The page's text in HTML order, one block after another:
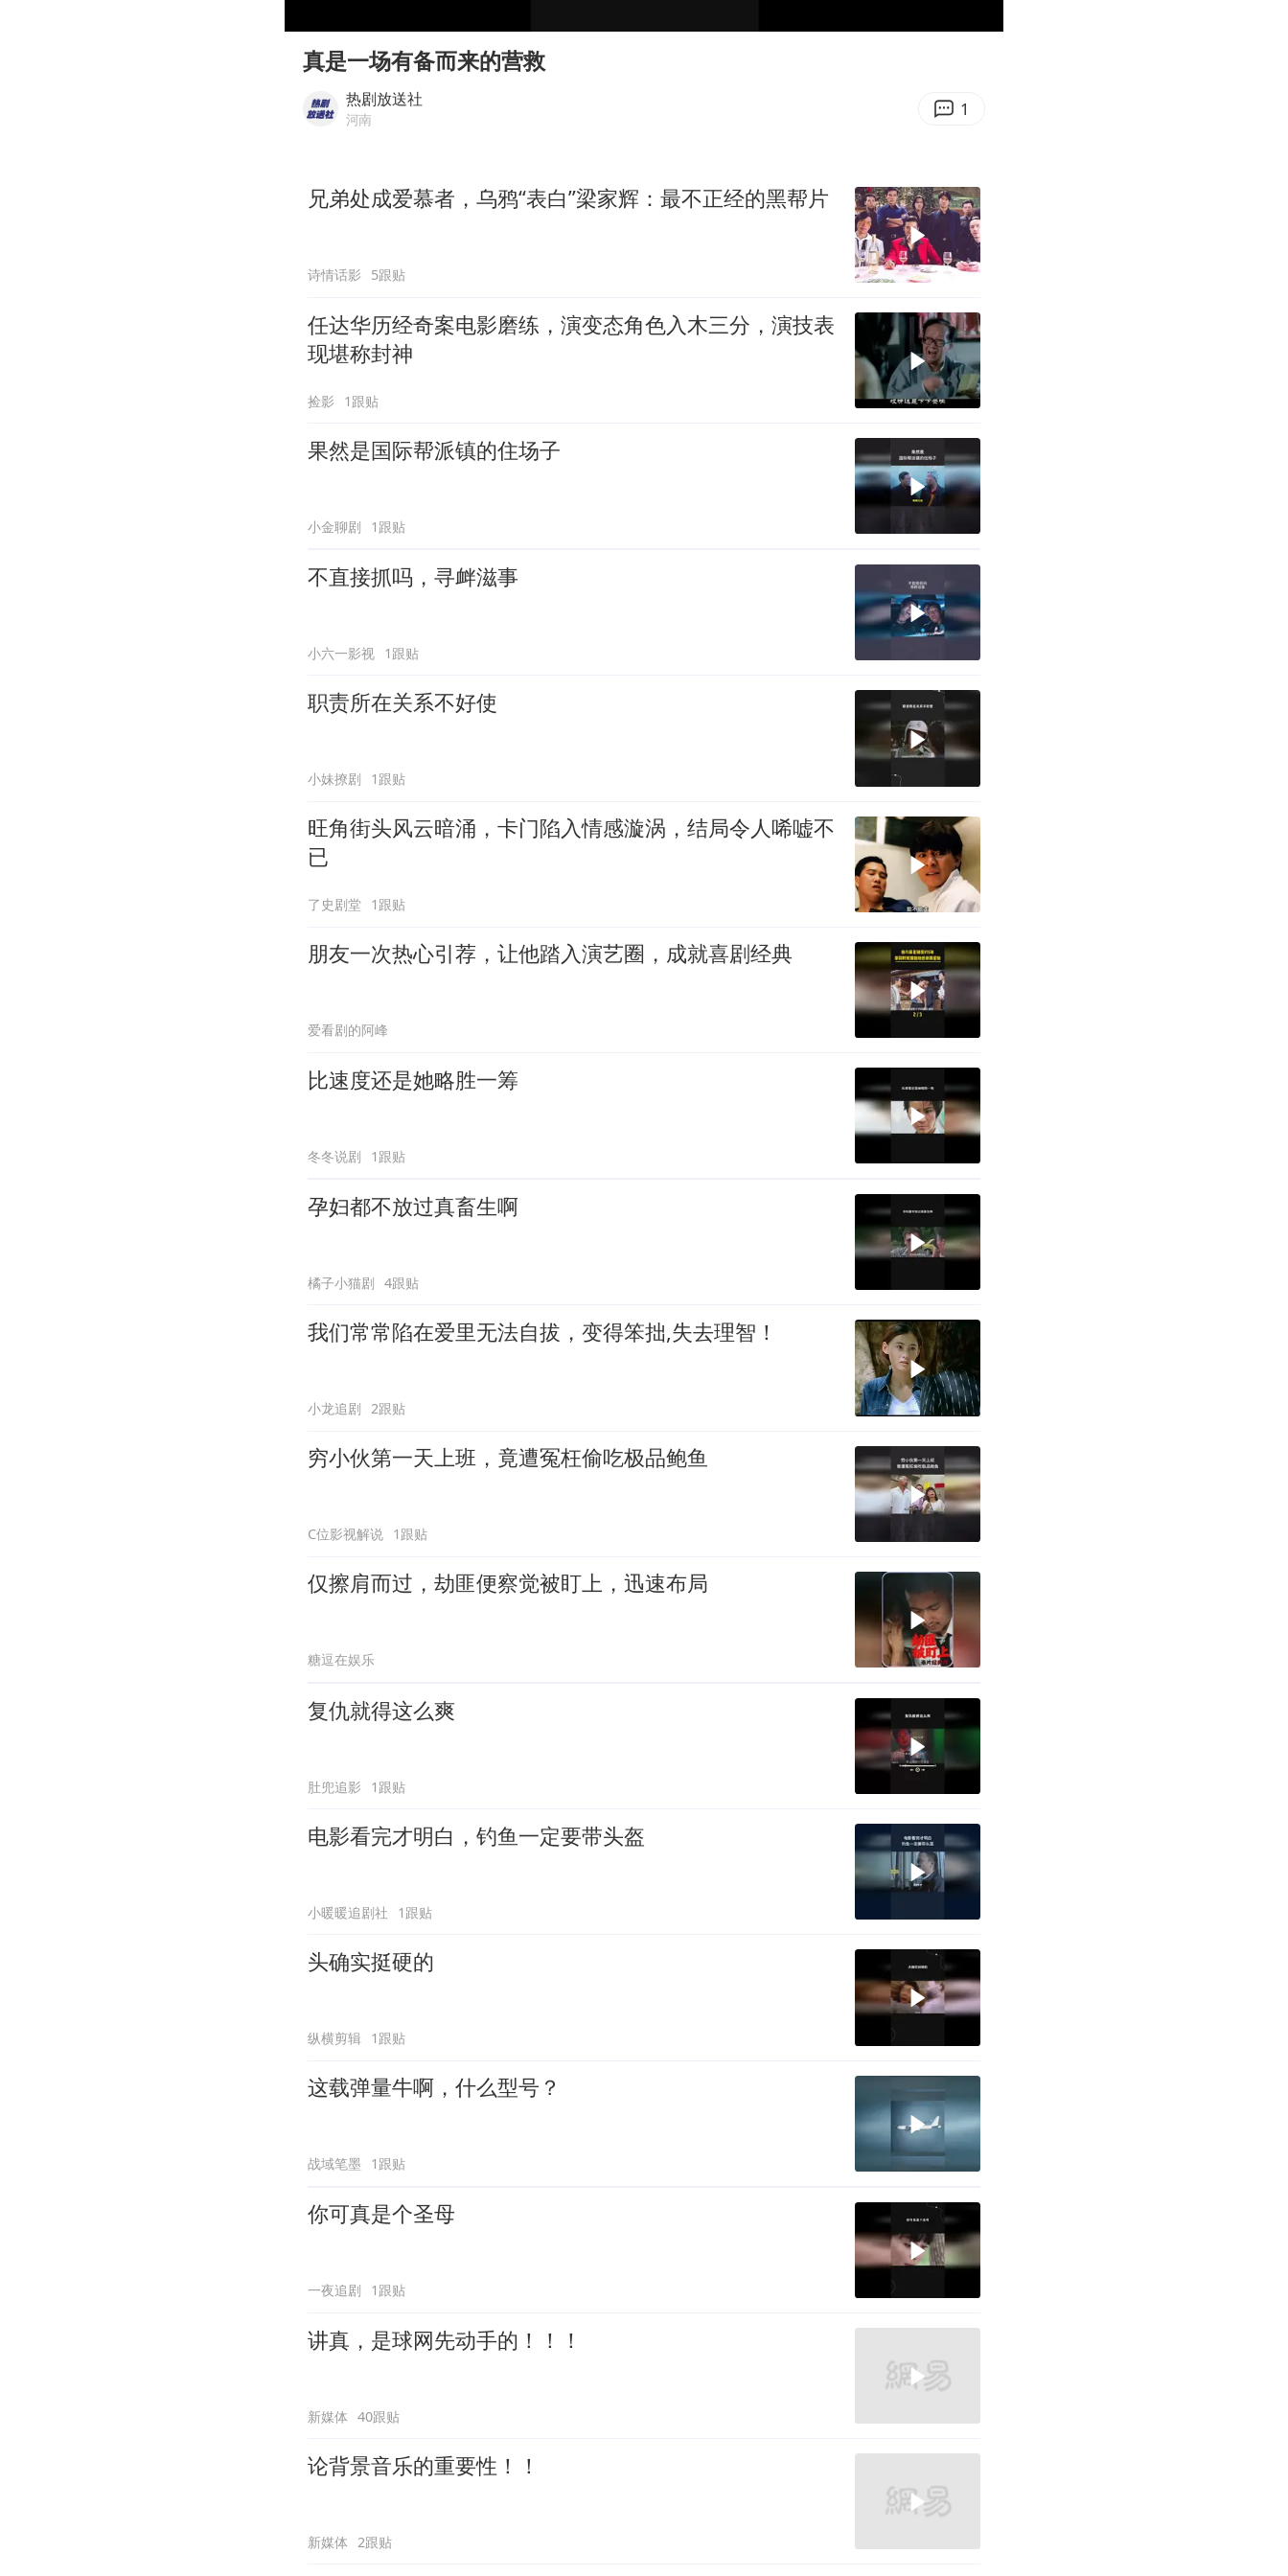
牛津大学一纸声明甩不了锅
网传《披荆斩棘2026》名单
浙江台州《告全体市民书》
真是一场有备而来的营救
热剧放送社
河南 1
兄弟处成爱慕者，乌鸦“表白”梁家辉：最不正经的黑帮片
诗情话影 5跟贴
任达华历经奇案电影磨练，演变态角色入木三分，演技表
现堪称封神
捡影 1跟贴
果然是国际帮派镇的住场子
小金聊剧 1跟贴
不直接抓吗，寻衅滋事
小六一影视 1跟贴
职责所在关系不好使
小妹撩剧 1跟贴
旺角街头风云暗涌，卡门陷入情感漩涡，结局令人唏嘘不
已
了史剧堂 1跟贴
朋友一次热心引荐，让他踏入演艺圈，成就喜剧经典
爱看剧的阿峰
比速度还是她略胜一筹
冬冬说剧 1跟贴
孕妇都不放过真畜生啊
橘子小猫剧 4跟贴
我们常常陷在爱里无法自拔，变得笨拙,失去理智！
小龙追剧 2跟贴
穷小伙第一天上班，竟遭冤枉偷吃极品鲍鱼
C位影视解说 1跟贴
仅擦肩而过，劫匪便察觉被盯上，迅速布局
糖逗在娱乐
复仇就得这么爽
肚兜追影 1跟贴
电影看完才明白，钓鱼一定要带头盔
小暖暖追剧社 1跟贴
头确实挺硬的
纵横剪辑 1跟贴
这载弹量牛啊，什么型号？
战域笔墨 1跟贴
你可真是个圣母
一夜追剧 1跟贴
讲真，是球网先动手的！！！
新媒体 40跟贴
论背景音乐的重要性！！
新媒体 2跟贴